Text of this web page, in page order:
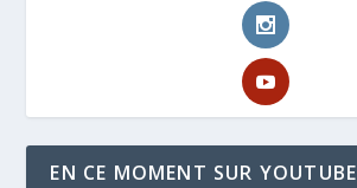
EN CE MOMENT SUR YOUTUBE